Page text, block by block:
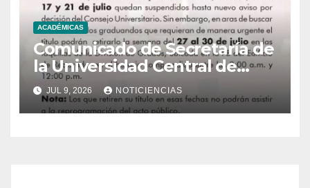
ACADÉMICAS
Comunicado de Secretaría de
la Universidad Central de
Venezuela
JUL 9, 2026 NOTICIENCIAS